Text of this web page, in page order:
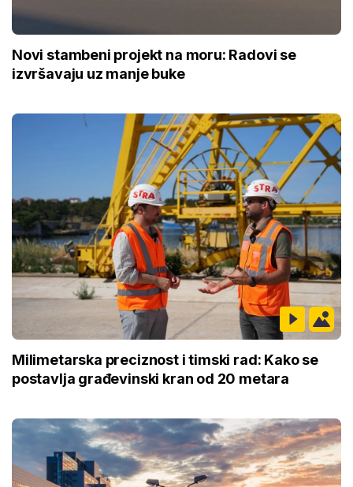
Novi stambeni projekt na moru: Radovi se
izvršavaju uz manje buke
Milimetarska preciznost i timski rad: Kako se
postavlja građevinski kran od 20 metara